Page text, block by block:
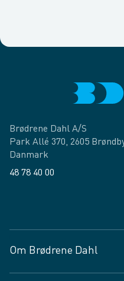
Brødrene Dahl A/S
Park Allé 370, 2605
Danmark
48 78 40 00
Om Brødrene Dahl